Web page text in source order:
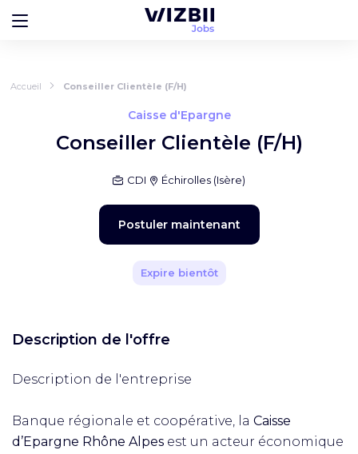
Accueil Conseiller Clientèle (F/H)
Caisse d'Epargne
Conseiller Clientèle (F/H)
CDI Échirolles (Isère)
Postuler maintenant
Expire bientôt
Description de l'offre
Description de l'entreprise
Banque régionale et coopérative, la Caisse
d’Epargne Rhône Alpes est un acteur économique